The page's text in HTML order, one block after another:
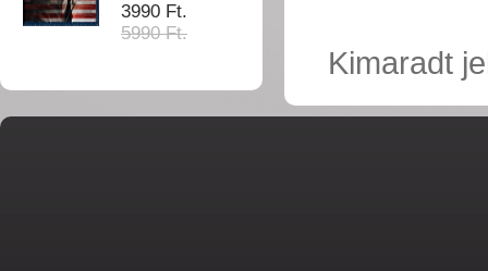
3990 Ft.
5990 Ft.
Kimaradt